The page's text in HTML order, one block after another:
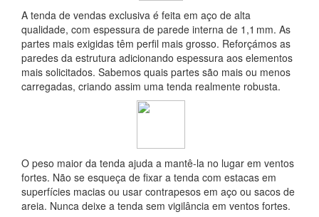
A tenda de vendas exclusiva é feita em aço de alta
qualidade, com espessura de parede interna de 1,1 mm. As
partes mais exigidas têm perfil mais grosso. Reforçámos as
paredes da estrutura adicionando espessura aos elementos
mais solicitados. Sabemos quais partes são mais ou menos
carregadas, criando assim uma tenda realmente robusta.
O peso maior da tenda ajuda a mantê-la no lugar em ventos
fortes. Não se esqueça de fixar a tenda com estacas em
superfícies macias ou usar contrapesos em aço ou sacos de
areia. Nunca deixe a tenda sem vigilância em ventos fortes.